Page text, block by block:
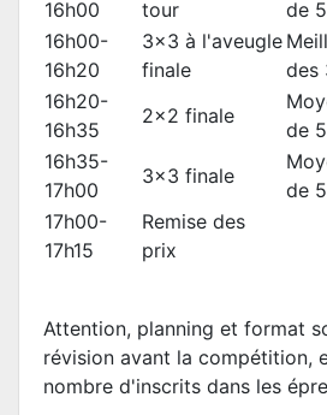
16h00
tour
de 5
16h00-
16h20
3x3 à l'aveugle
finale
des
16h20-
16h35
2x2 finale
de 5
16h35-
17h00
3x3 finale
de 5
17h00-
17h15
Remise des
prix
Attention, planning et format
révision avant la compétition,
nombre d'inscrits dans les